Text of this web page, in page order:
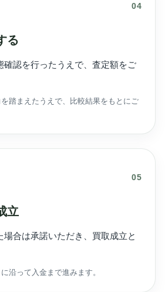
04
る
確認を行ったうえで、査定額をご
踏まえたうえで、比較結果をもとにご
05
立
場合は承諾いただき、買取成立と
沿って入金まで進みます。